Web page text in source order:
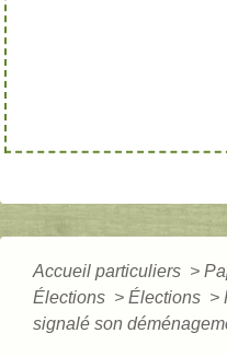
Accueil particuliers >
Élections > Élections >
signalé son